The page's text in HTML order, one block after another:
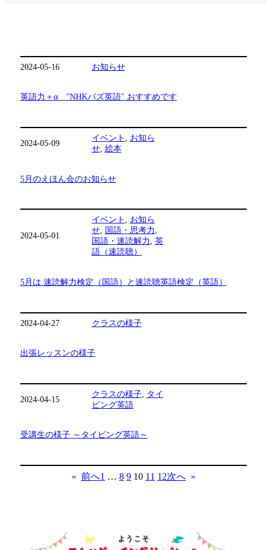
2024-05-16 お知らせ
英語力＋α "NHKバズ英語" おすすめです
2024-05-09
イベント , お知ら
せ, 絵本
5月のえほん会のお知らせ
2024-05-01
イベント , お知ら
せ, 国語・思考力
国語・速読解力 , 英
語（速読聴）
5月は 速読解力検定（国語）と速読聴英語検定（英語）
2024-04-27 クラスの様子
出張レッスンの様子
2024-04-15
クラスの様子,
タイ
ピング英語
受講生の様子 ～タイピング英語～
« 前へ1 … 8 9 10 11 12次へ »